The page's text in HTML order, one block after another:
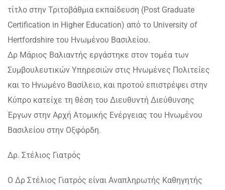
τίτλο στην Τριτοβάθμια εκπαίδευση (Post Graduate
Certification in Higher Education) από το University of
Hertfordshire του Ηνωμένου Βασιλείου.
Δρ Μάριος Βαλιαντής εργάστηκε στον τομέα των
Συμβουλευτικών Υπηρεσιών στις Ηνωμένες Πολιτείες
και το Ηνωμένο Βασίλειο, και προτού επιστρέψει στην
Κύπρο κατείχε τη θέση του Διευθυντή Διεύθυνσης
Έργων στην Αρχή Ατομικής Ενέργειας του Ηνωμένου
Βασιλείου στην Οξφόρδη.
Δρ. Στέλιος Γιατρός
Ο Δρ Στέλιος Γιατρός είναι Αναπληρωτής Καθηγητής